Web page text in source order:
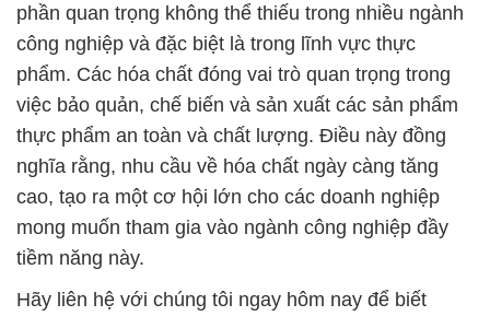
phần quan trọng không thể thiếu trong nhiều ngành
công nghiệp và đặc biệt là trong lĩnh vực thực
phẩm. Các hóa chất đóng vai trò quan trọng trong
việc bảo quản, chế biến và sản xuất các sản phẩm
thực phẩm an toàn và chất lượng. Điều này đồng
nghĩa rằng, nhu cầu về hóa chất ngày càng tăng
cao, tạo ra một cơ hội lớn cho các doanh nghiệp
mong muốn tham gia vào ngành công nghiệp đầy
tiềm năng này.
Hãy liên hệ với chúng tôi ngay hôm nay để biết